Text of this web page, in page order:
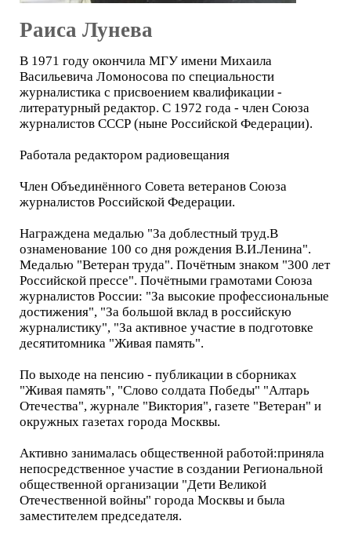
Раиса Лунева
В 1971 году окончила МГУ имени Михаила
Васильевича Ломоносова по специальности
журналистика с присвоением квалификации -
литературный редактор. С 1972 года - член Союза
журналистов СССР (ныне Российской Федерации).
Работала редактором радиовещания
Член Объединённого Совета ветеранов Союза
журналистов Российской Федерации.
Награждена медалью "За доблестный труд.В
ознаменование 100 со дня рождения В.И.Ленина".
Медалью "Ветеран труда". Почётным знаком "300 лет
Российской прессе". Почётными грамотами Союза
журналистов России: "За высокие профессиональные
достижения", "За большой вклад в российскую
журналистику", "За активное участие в подготовке
десятитомника "Живая память".
По выходе на пенсию - публикации в сборниках
"Живая память", "Слово солдата Победы" "Алтарь
Отечества", журнале "Виктория", газете "Ветеран" и
окружных газетах города Москвы.
Активно занималась общественной работой:приняла
непосредственное участие в создании Региональной
общественной организации "Дети Великой
Отечественной войны" города Москвы и была
заместителем председателя.